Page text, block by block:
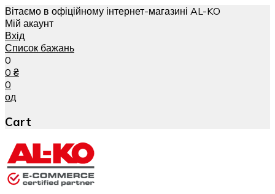
Вітаємо в офіційному інтернет-магазині AL-KO
Мій акаунт
Вхід
Список бажань
0
0 ₴
0
од
Cart